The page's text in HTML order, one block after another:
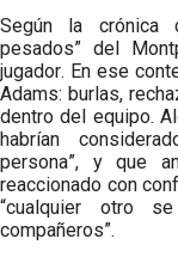
Según la
pesados” del
jugador. En ese
Adams: burlas,
dentro del equipo.
habrían
persona”, y que
reaccionado con
“cualquier otro
compañeros”.